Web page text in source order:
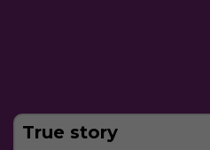
True story